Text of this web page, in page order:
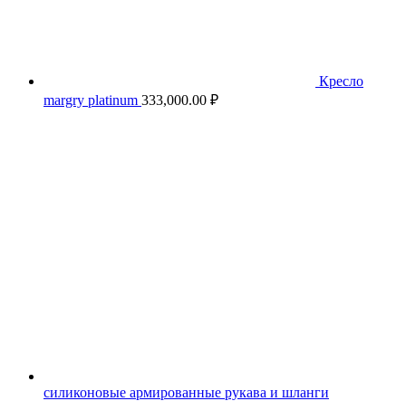
Кресло
margry platinum 333,000.00 ₽
силиконовые армированные рукава и шланги